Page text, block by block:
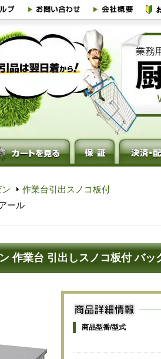
作業台引出スノコ板付
ール
作業台 引出しスノコ板付 バッ
商品型番/型式